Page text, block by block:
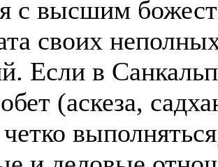
с высшим
своих
Если в
(аскеза,